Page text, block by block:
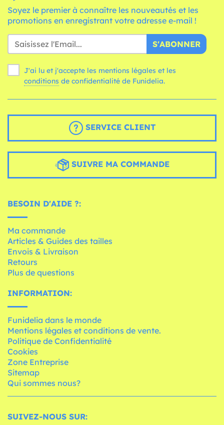
Soyez le premier à connaître les nouveautés et les
promotions en enregistrant votre adresse e-mail !
S'ABONNER
J'ai lu et j'accepte les mentions légales et les
conditions de confidentialité de Funidelia.
SERVICE CLIENT
SUIVRE MA COMMANDE
BESOIN D'AIDE ?:
Ma commande
Articles & Guides des tailles
Envois & Livraison
Retours
Plus de questions
INFORMATION:
Funidelia dans le monde
Mentions légales et conditions de vente.
Politique de Confidentialité
Cookies
Zone Entreprise
Sitemap
Qui sommes nous?
SUIVEZ-NOUS SUR: